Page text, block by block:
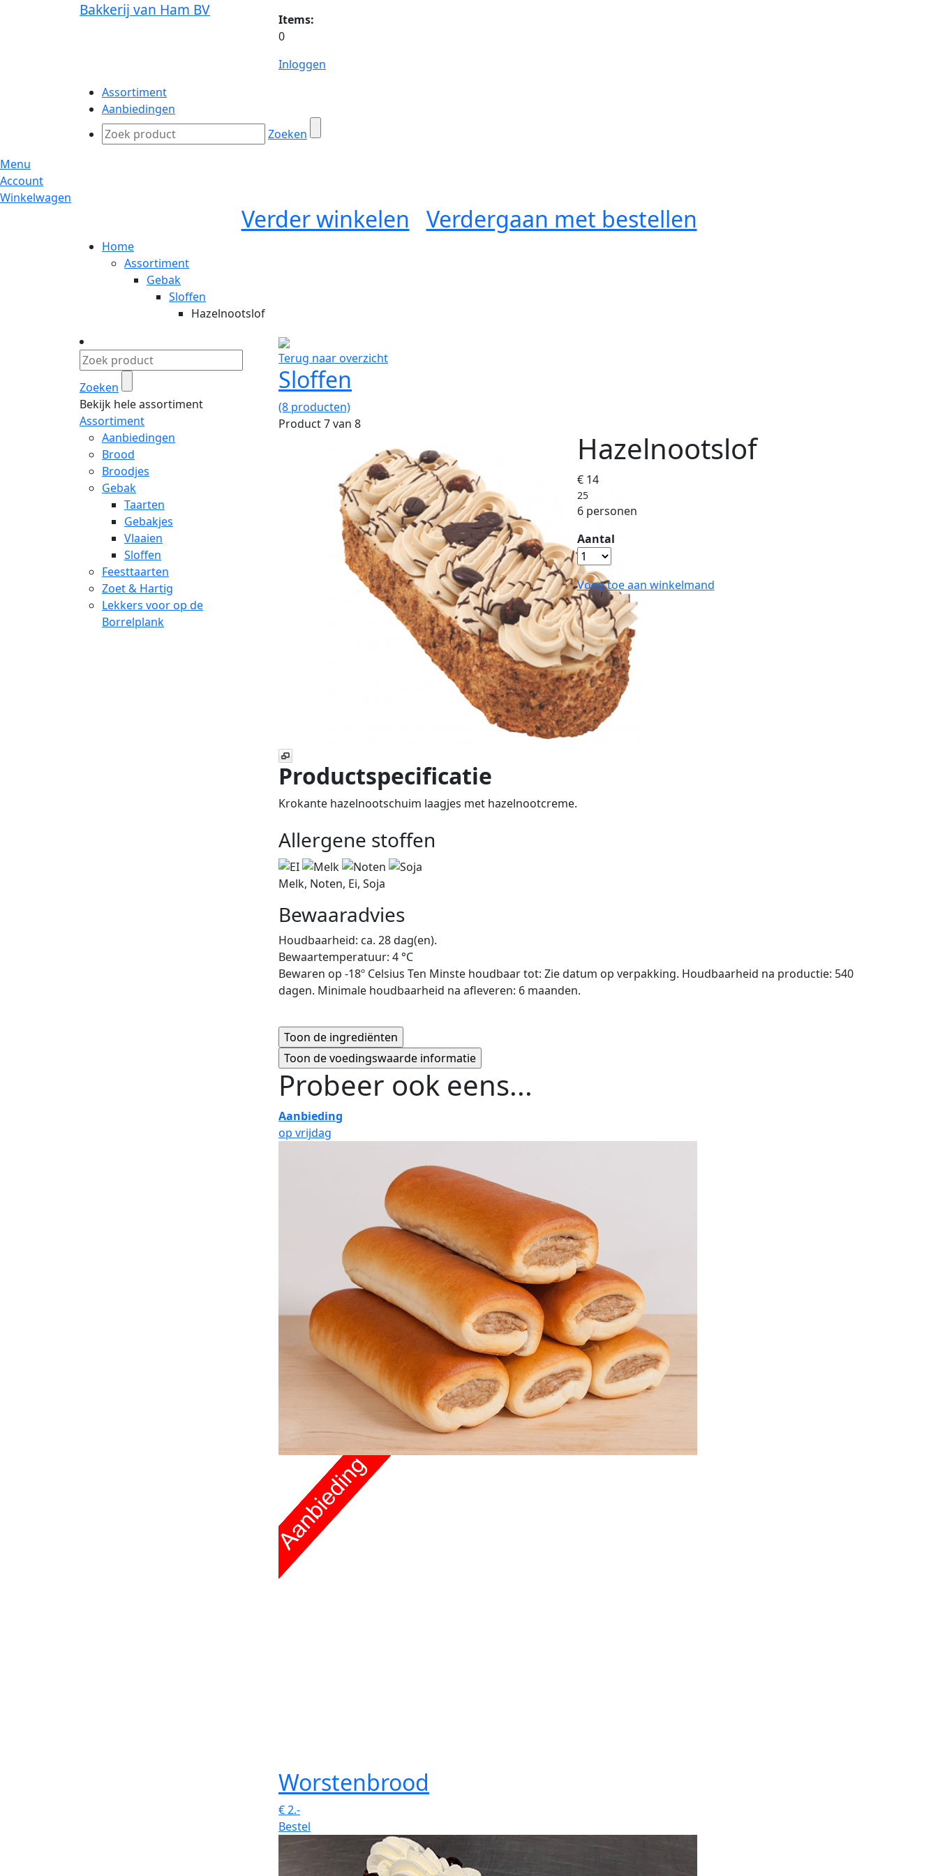
Bakkerij van Ham BV
Items:
0
Inloggen
Assortiment
Aanbiedingen
Zoeken
Menu
Account
Winkelwagen
Verder winkelen Verdergaan met bestellen
Home
Assortiment
Gebak
Sloffen
Hazelnootslof
Zoeken
Bekijk hele assortiment
Assortiment
Aanbiedingen
Brood
Broodjes
Gebak
Taarten
Gebakjes
Vlaaien
Sloffen
Feesttaarten
Zoet & Hartig
Lekkers voor op de
Borrelplank
Terug naar overzicht
Sloffen
(8 producten)
Product 7 van 8
Hazelnootslof
€ 14
25
6 personen
Aantal
Voeg toe aan winkelmand
Productspecificatie
Krokante hazelnootschuim laagjes met hazelnootcreme.
Allergene stoffen
Melk, Noten, Ei, Soja
Bewaaradvies
Houdbaarheid: ca. 28 dag(en).
Bewaartemperatuur: 4 °C
Bewaren op -18º Celsius Ten Minste houdbaar tot: Zie datum op verpakking. Houdbaarheid na productie: 540
dagen. Minimale houdbaarheid na afleveren: 6 maanden.
Probeer ook eens...
Aanbieding
op vrijdag
Worstenbrood
€2.-
Bestel